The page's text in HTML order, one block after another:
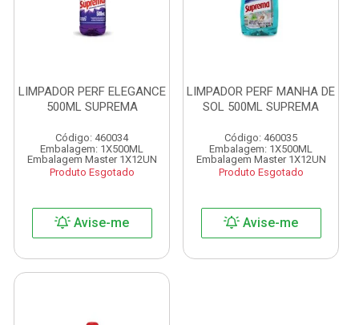
LIMPADOR PERF ELEGANCE
500ML SUPREMA
Código: 460034
Embalagem: 1X500ML
Embalagem Master 1X12UN
Produto Esgotado
Avise-me
LIMPADOR PERF MANHA DE
SOL 500ML SUPREMA
Código: 460035
Embalagem: 1X500ML
Embalagem Master 1X12UN
Produto Esgotado
Avise-me